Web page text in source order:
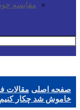
مقایسه
صفحه اصلی مقالات
خاموش شد چکار